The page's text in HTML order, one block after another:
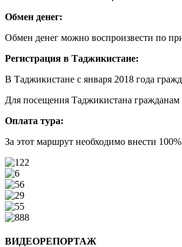
Обмен денег:
Обмен денег можно воспроизвести по
Регистрация в Таджикистане:
В Таджикистане с января 2018 года
Для посещения Таджикистана
Оплата тура:
За этот маршрут необходимо внести
ВИДЕОРЕПОРТАЖ